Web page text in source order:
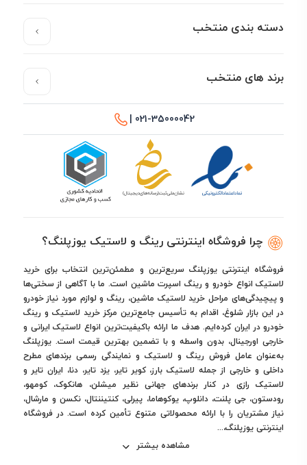
دسته بندی منتخب
برند های منتخب
021-35000042 |
چرا فروشگاه اینترنتی رینگ و لاستیک یوزپلنگ؟
فروشگاه اینترنتی یوزپلنگ سریع‌ترین و مطمئن‌ترین انتخاب برای خرید
لاستیک انواع خودرو و رینگ اسپرت ماشین است. ما با آگاهی از سختی‌ها
و پیچیدگی‌های مراحل خرید لاستیک ماشین، رینگ و لوازم مورد نیاز خودرو
در این بازار شلوغ، اقدام به تأسیس جامع‌ترین مرکز خرید لاستیک و رینگ
خودرو در ایران کرده‌ایم. هدف ما ارائه باکیفیت‌ترین انواع لاستیک ایرانی و
خارجی اورجینال، بدون واسطه و با تضمین بهترین قیمت است. یوزپلنگ
به‌عنوان عامل فروش رینگ و لاستیک و نمایندگی رسمی برندهای مطرح
داخلی و خارجی از جمله لاستیک بارز، کویر تایر، یزد تایر، دنا، ایران تایر و
لاستیک رازی در کنار برندهای جهانی نظیر میشلن، هانکوک، کومهو،
رودستون، جی پلنت، دانلوپ، یوکوهاما، پیرلی، کنتیننتال، نکسن و مارشال،
نیاز مشتریان را با ارائه محصولاتی متنوع تأمین کرده است. در فروشگاه
اینترنتی یوزپلنگ،...
مشاهده بیشتر